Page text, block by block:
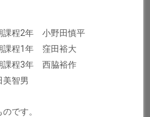
課程2年 小野田慎平
課程1年 窪田裕大
課程3年 西脇裕作
智男
です。